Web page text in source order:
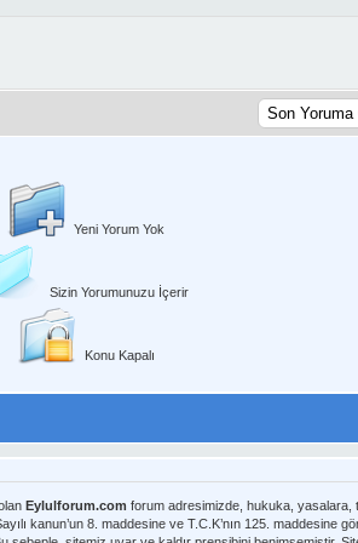
Yeni Yorum Yok
Sizin Yorumunuzu İçerir
Konu Kapalı
Eylulforum.com forum adresimizde, hukuka, yasalara,
kanun’un 8. maddesine ve T.C.K’nın 125.